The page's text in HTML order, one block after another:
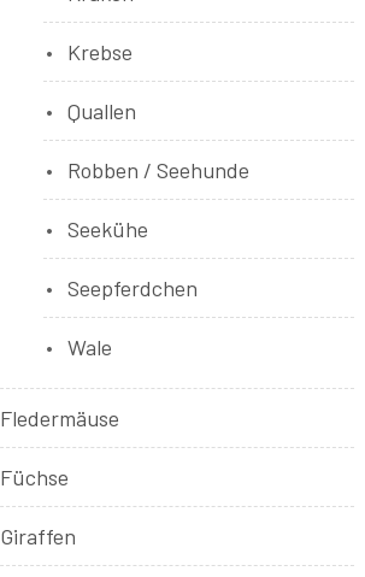
Krebse
Quallen
Robben / Seehunde
Seekühe
Seepferdchen
Wale
Fledermäuse
Füchse
Giraffen